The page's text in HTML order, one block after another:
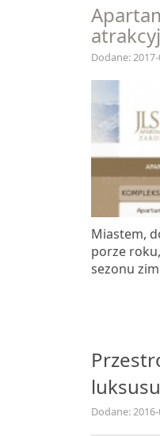
Dodane:
Miastem,
porze
sezonu
Dodane: